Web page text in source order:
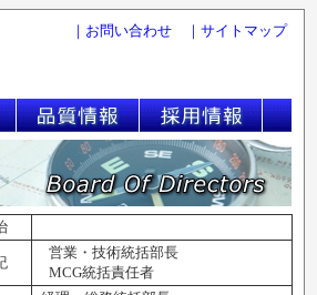
｜ お問い合わせ ｜ サイトマップ
営業・技術統括部長
MCG統括責任者